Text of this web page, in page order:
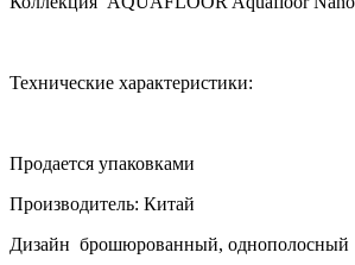
Технические характеристики:
Продается упаковками
Производитель: Китай
Дизайн брошюрованный, однополосный